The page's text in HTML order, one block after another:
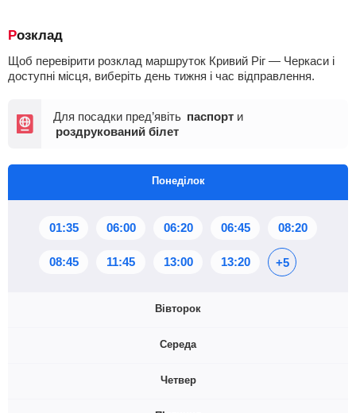
Розклад
Щоб перевірити розклад маршруток Кривий Ріг — Черкаси і
доступні місця, виберіть день тижня і час відправлення.
Для посадки пред’явіть паспорт и
роздрукований білет
Понеділок
01:35 06:00 06:20 06:45 08:20
08:45 11:45 13:00 13:20 +5
Вівторок
13:00
Середа
Четвер